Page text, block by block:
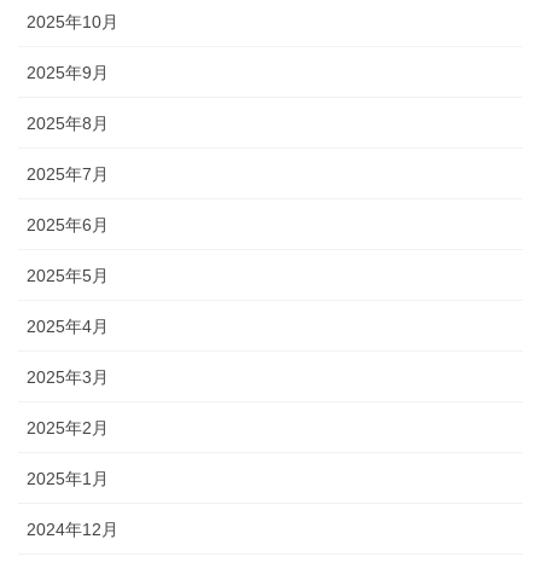
2025年10月
2025年9月
2025年8月
2025年7月
2025年6月
2025年5月
2025年4月
2025年3月
2025年2月
2025年1月
2024年12月